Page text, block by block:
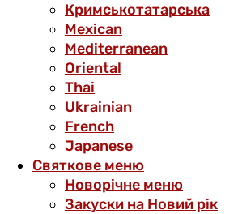
Кримськотатарська
Mexican
Mediterranean
Oriental
Thai
Ukrainian
French
Japanese
Святкове меню
Новорічне меню
Закуски на Новий рік